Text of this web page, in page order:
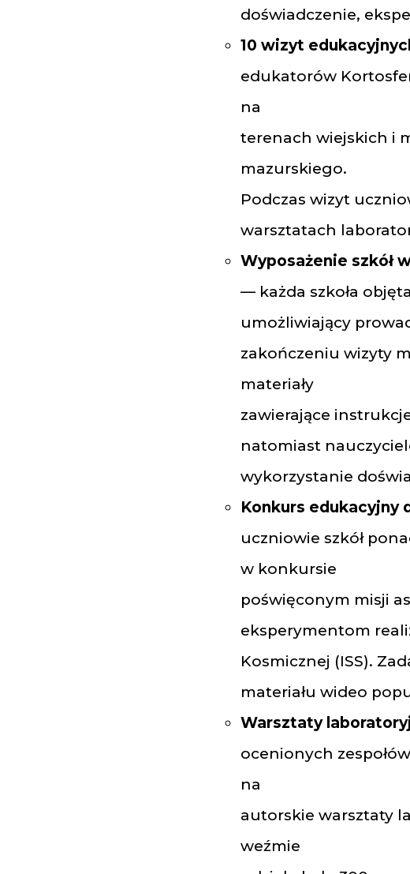
doświadczenie,
10 wizyt
edukatorów
na
terenach wiejskich i
mazurskiego.
Podczas wizyt
warsztatach
Wyposażenie szkół
— każda szkoła
umożliwiający
zakończeniu wizyty
materiały
zawierające
natomiast
wykorzystanie
Konkurs edukacyjny
uczniowie szkół
w konkursie
poświęconym misji
eksperymentom
Kosmicznej (ISS).
materiału wideo
Warsztaty
ocenionych
na
autorskie warsztaty
weźmie